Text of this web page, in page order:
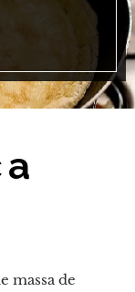
massa de